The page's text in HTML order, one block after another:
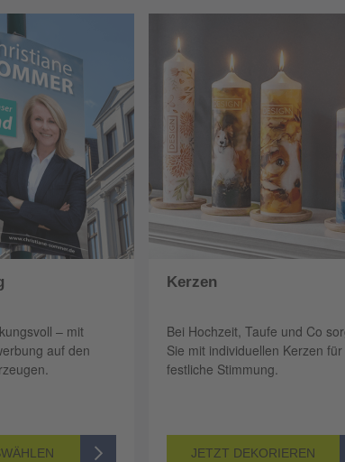
– mit
auf den
Kerzen
Bei Hochzeit, Taufe und Co
Sie mit individuellen Kerzen für
festliche Stimmung.
JETZT DEKORIEREN